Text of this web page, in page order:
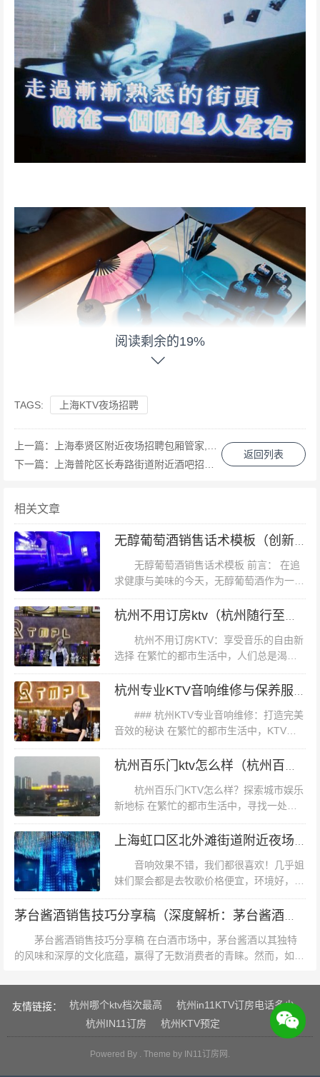
钱柜福田店一直是我们k歌的据点，自助餐也不错，主要是
线比较好哦。2.上大众点评团购，可以提前订房，不过就
是要到点才能登记开包房。3.新增了歌曲评分系统，你们
懂的，会时不时的打击一下你的自信心。4.外带食品要收
费。,上海闵行区莘庄镇附近ktv招聘现场DJ,(不用交台费)
小伙伴们比较喜欢的地方，这里音响设备比较好，歌比较
新不错哦，还想继续去\\(≧▽≦)/
堂会是以经营餐饮、娱乐（集视、听、唱、自助会议、自
助餐）为一体的健康休闲娱乐场所非常适合节日欢庆、公
司聚会、同学聚会音响设备，环境没话说，一个字【好】
的中房921（欢唱7个小时，酒水一打，水果拼盘，鱿鱼一
份，花生一份）直接在线预订房间就好，会有短信通知，
阅读剩余的19%
TAGS: 上海KTV夜场招聘
返回列表
上一篇：
上海奉贤区附近夜场招聘包厢管家,加班双倍工资吗？
下一篇：
上海普陀区长寿路街道附近酒吧招聘酒水促销员,有没有年龄限制_
相关文章
无醇葡萄酒销售话术模板 前言： 在追
求健康与美味的今天，无醇葡萄酒作为一种
新兴的健康饮品，正逐渐走进消费者的视
野。它不仅满足了人们对美酒佳酿的渴望，
杭州不用订房KTV：享受音乐的自由新
选择 在繁忙的都市生活中，人们总是渴望
找到一处可以放松身心、尽情娱乐的场所。
而“杭州不用订房KTV”正是这样一个让音乐
### 杭州KTV专业音响维修：打造完美
音效的秘诀 在繁忙的都市生活中，KTV成
为了人们放松娱乐的重要场所。而一个KTV
的核心——音响系统，其性能的好坏直接影
杭州百乐门KTV怎么样？探索城市娱乐
新地标 在繁忙的都市生活中，寻找一处放
松身心的娱乐场所成为了许多人的日常需
求。杭州，这座历史悠久而又充满现代气息
音响效果不错，我们都很喜欢！几乎姐
妹们聚会都是去牧歌价格便宜，环境好，服
务员的态度不错非常好唱的很开心还有饮料
送环境很好招聘不错服务也还可以上海虹口
茅台酱酒销售技巧分享稿 在白酒市场中，茅台酱酒以其独特
的风味和深厚的文化底蕴，赢得了无数消费者的青睐。然而，如何
分享一些实用...
友情链接：
杭州哪个ktv档次最高
杭州in11KTV订房电话多少
杭州IN11订房
杭州KTV预定
Powered By . Theme by IN11订房网 .